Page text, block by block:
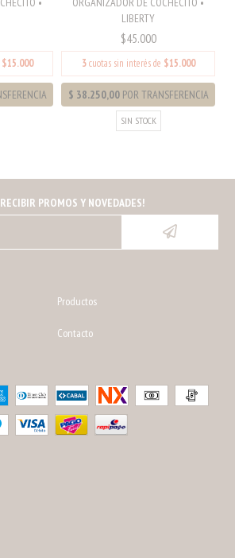
$15.000
LIBERTY
$45.000
3cuotas sin interés de $15.000
SIN STOCK
PROMOS Y NOVEDADES!
Productos
Contacto